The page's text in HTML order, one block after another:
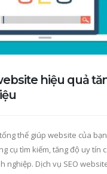
hiệu quả
thể giúp website của
cụ tìm kiếm, tăng độ uy tín
nghiệp. Dịch vụ SEO